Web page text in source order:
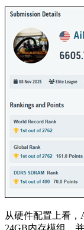
从硬件配置上看，
24GB内存模组，